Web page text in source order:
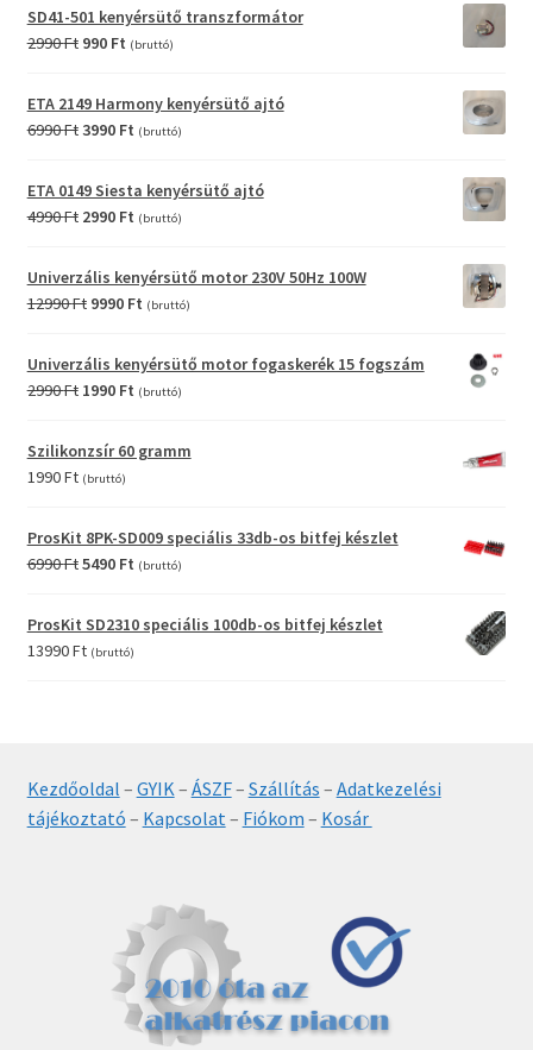
SD41-501 kenyérsütő transzformátor
2990Ft Original
was:
2990 Ft.
990 FtCurrent
990 Ft.
(bruttó)
ETA 2149 Harmony kenyérsütő ajtó
6990FtOriginal
was:
6990 Ft.
3990 FtCurrent
is:
3990 Ft.
(bruttó)
ETA 0149 Siesta kenyérsütő ajtó
4990Ft Original
was:
4990 Ft.
2990 FtCurrent
2990 Ft.
(bruttó)
Univerzális kenyérsütő motor 230V 50Hz 100W
12990Ft Original
was:
12990 Ft.
9990 FtCurrent
is:
9990 Ft.
(bruttó)
Univerzális kenyérsütő motor fogaskerék 15 fogszám
2990Ft Original
was:
1990 FtCurrent
is:
1990 Ft.
(bruttó)
Szilikonzsír 60 gramm
1990Ft (bruttó)
ProsKit 8PK-SD009 speciális 33db-os bitfej készlet
6990FtOriginal
was:
6990 Ft.
5490 FtCurrent
is:
5490 Ft.
(bruttó)
ProsKit SD2310 speciális 100db-os bitfej készlet
13990Ft (bruttó)
Kezdőoldal – GYIK – ÁSZF– Szállítás – Adatkezelési
tájékoztató – Kapcsolat – Fiókom – Kosár